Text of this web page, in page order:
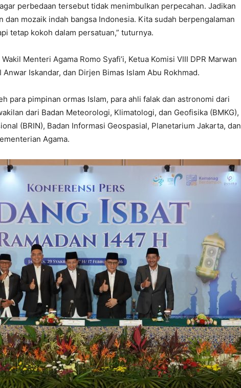
perbedaan tersebut tidak menimbulkan perpecahan. Jadikan
dan mozaik indah bangsa Indonesia. Kita sudah berpengalaman
tetap kokoh dalam persatuan,” tuturnya.
Menteri Agama Romo Syafi’i, Ketua Komisi VIII DPR Marwan
Anwar Iskandar, dan Dirjen Bimas Islam Abu Rokhmad.
para pimpinan ormas Islam, para ahli falak dan astronomi dari
dari Badan Meteorologi, Klimatologi, dan Geofisika (BMKG),
(BRIN), Badan Informasi Geospasial, Planetarium Jakarta, dan
Agama.